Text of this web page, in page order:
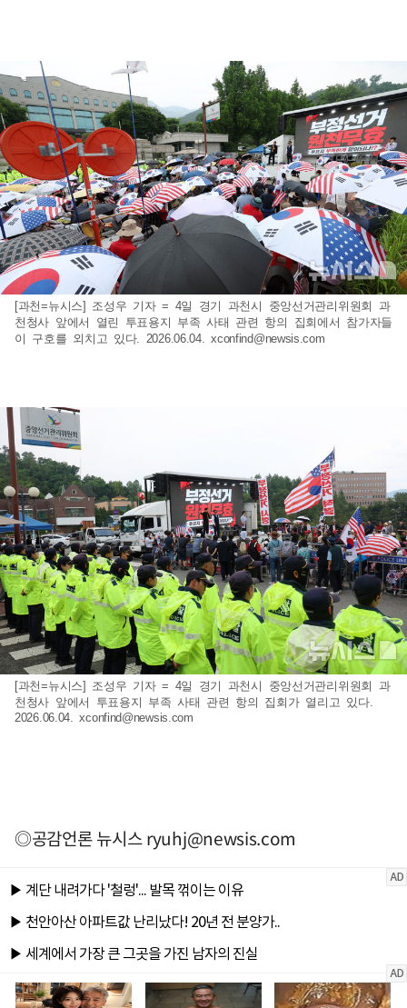
[과천=뉴시스] 조성우 기자 = 4일 경기 과천시 중앙선거관리위원회 과
천청사 앞에서 열린 투표용지 부족 사태 관련 항의 집회에서 참가자들
이 구호를 외치고 있다. 2026.06.04.xconfind@newsis.com
[과천=뉴시스] 조성우 기자 = 4일 경기 과천시 중앙선거관리위원회 과
천청사 앞에서 투표용지 부족 사태 관련 항의 집회가 열리고 있다.
2026.06.04.xconfind@newsis.com
◎공감언론 뉴시스ryuhj@newsis.com